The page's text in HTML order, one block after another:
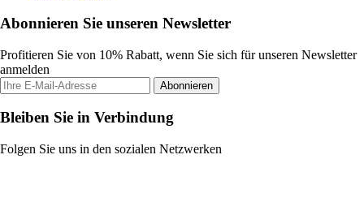
Abonnieren Sie unseren Newsletter
Profitieren Sie von 10% Rabatt, wenn Sie sich für unseren Newsletter
anmelden
Abonnieren
Bleiben Sie in Verbindung
Folgen Sie uns in den sozialen Netzwerken